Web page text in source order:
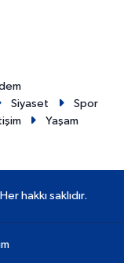
Siyaset
Spor
Yaşam
hakkı saklıdır.